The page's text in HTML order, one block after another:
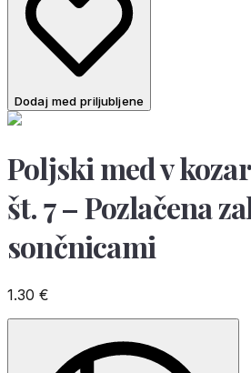
Dodaj med priljubljene
Poljski med v
št. 7 – Pozlačena
sončnicami
1.30 €